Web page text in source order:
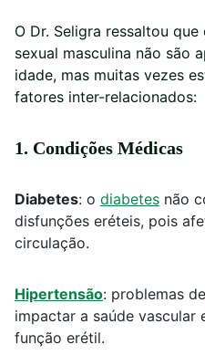
O Dr. Seligra ressaltou
sexual masculina não são
idade, mas muitas vezes
fatores inter-relacionados:
1. Condições Médicas
Diabetes: o diabetes não
disfunções eréteis, pois
circulação.
Hipertensão: problemas de
impactar a saúde vascular
função erétil.